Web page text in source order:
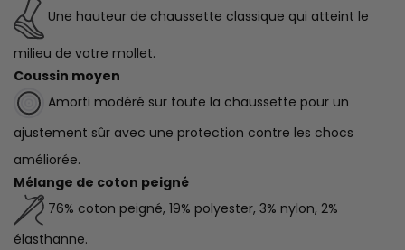
Une hauteur de chaussette classique qui atteint le
milieu de votre mollet.
Coussin moyen
Amorti modéré sur toute la chaussette pour un
ajustement sûr avec une protection contre les chocs
améliorée.
Mélange de coton peigné
76% coton peigné, 19% polyester, 3% nylon, 2%
élasthanne.